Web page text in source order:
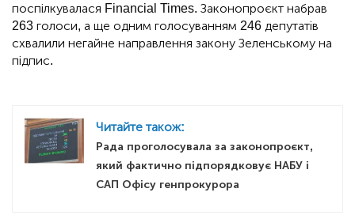
поспілкувалася Financial Times. Законопроєкт набрав
263 голоси, а ще одним голосуванням 246 депутатів
схвалили негайне направлення закону Зеленському на
підпис.
Читайте також:
Рада проголосувала за законопроєкт,
який фактично підпорядковує НАБУ і
САП Офісу генпрокурора